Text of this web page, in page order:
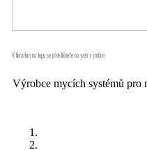
Kliknutím na logo se překliknete na web výrobce
Výrobce mycích systémů pro